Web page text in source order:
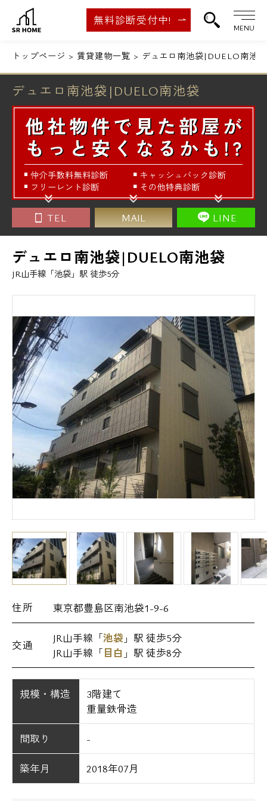
無料診断受付中!
MENU
トップページ 賃貸建物一覧 デュエロ南池袋|DUELO南池袋
デュエロ南池袋|DUELO南池袋
TEL MAIL LINE
デュエロ南池袋|DUELO南池袋
JR山手線「池袋」駅 徒歩5分
住所 東京都豊島区南池袋1-9-6
交通
JR山手線「池袋 」駅 徒歩5分
JR山手線「目白 」駅 徒歩8分
規模・構造
3階建て
重量鉄骨造
間取り -
築年月 2018年07月